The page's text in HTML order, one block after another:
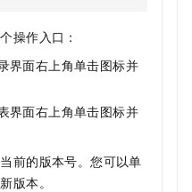
操作入口：
界面右上角单击图标并
界面右上角单击图标并
前的版本号。您可以单
版本。